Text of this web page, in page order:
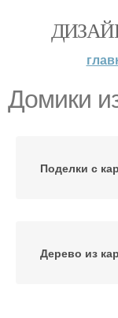
Домики
Поделки с
Дерево из